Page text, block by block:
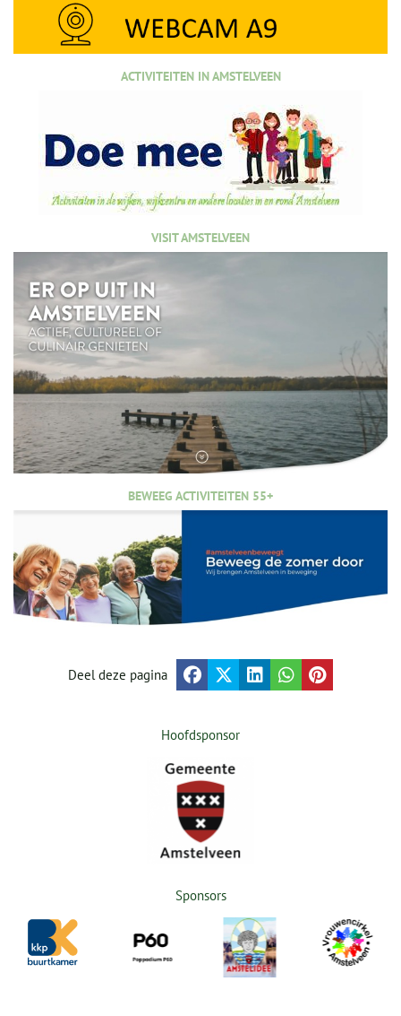
ACTIVITEITEN IN AMSTELVEEN
VISIT AMSTELVEEN
BEWEEG ACTIVITEITEN 55+
Deel deze pagina
Hoofdsponsor
Sponsors